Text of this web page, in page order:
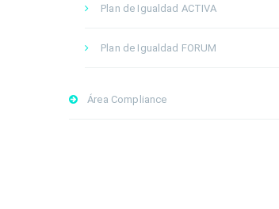
Plan de Igualdad ACTIVA
Plan de Igualdad FORUM
Área Compliance